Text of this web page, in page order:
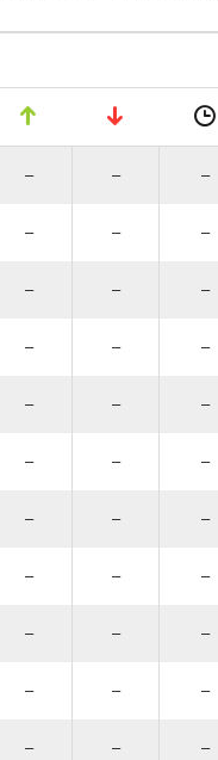
– – –
– – –
– – –
– – –
– – –
– – –
– – –
– – –
– – –
– – –
– – –